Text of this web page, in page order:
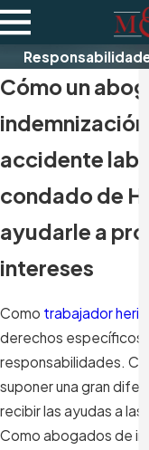
Cómo un
indemnización
accidente
condado de
ayudarle a
intereses
Como trabajador herido
derechos específicos y
responsabilidades.
suponer una gran
recibir las ayudas a
Como abogados de